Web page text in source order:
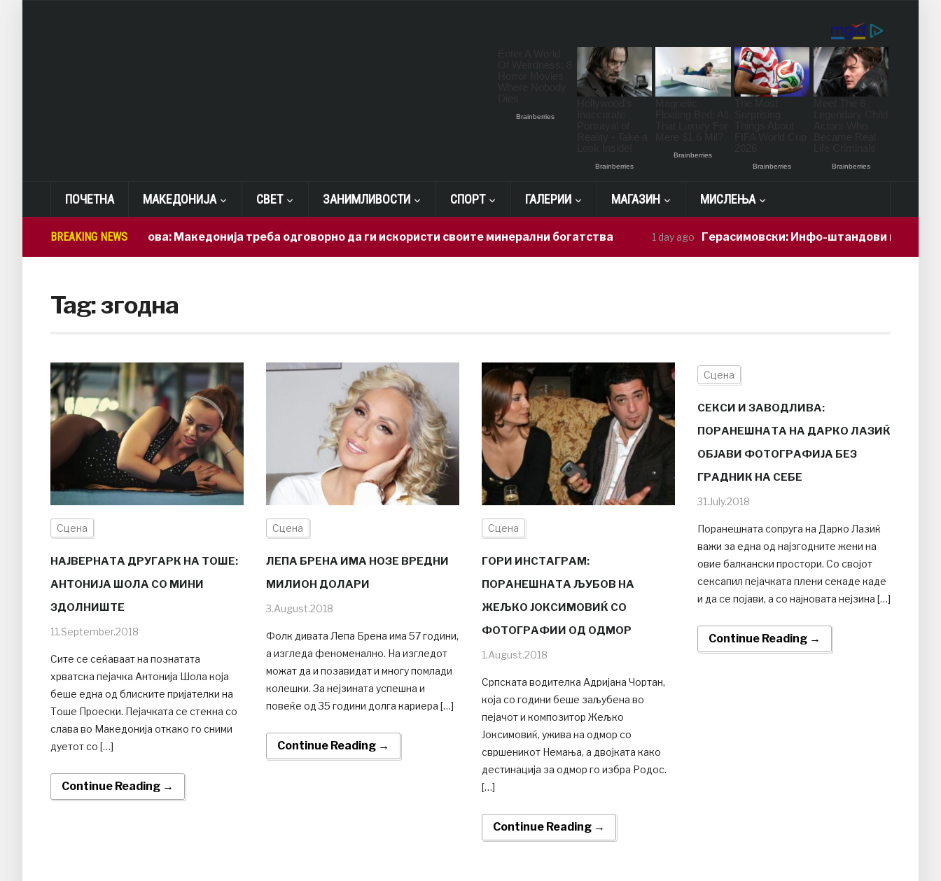
ПОЧЕТНА МАКЕДОНИЈА СВЕТ ЗАНИМЛИВОСТИ СПОРТ ГАЛЕРИИ МАГАЗИН МИСЛЕЊА
BREAKING NEWS
Лепиткова: Македонија треба одговорно да ги искористи своите минерални богатства 1 day ago Герасимовски: Инфо-штандови и
Tag:згодна
Сцена
НАЈВЕРНАТА ДРУГАРК НА ТОШЕ:
АНТОНИЈА ШОЛА СО МИНИ
ЗДОЛНИШТЕ
11.September.2018
Сите се сеќаваат на познатата
хрватска пејачка Антонија Шола која
беше една од блиските пријателки на
Тоше Проески. Пејачката се стекна со
слава во Македонија откако го сними
дуетот со […]
Continue Reading →
Сцена
ЛЕПА БРЕНА ИМА НОЗЕ ВРЕДНИ
МИЛИОН ДОЛАРИ
3.August.2018
Фолк дивата Лепа Брена има 57 години,
а изгледа феноменално. На изгледот
можат да и позавидат и многу помлади
колешки. За нејзината успешна и
повеќе од 35 години долга кариера […]
Continue Reading →
Сцена
ГОРИ ИНСТАГРАМ:
ПОРАНЕШНАТА ЉУБОВ НА
ЖЕЉКО ЈОКСИМОВИЌ СО
ФОТОГРАФИИ ОД ОДМОР
1.August.2018
Српската водителка Адријана Чортан,
која со години беше заљубена во
пејачот и композитор Жељко
Јоксимовиќ, ужива на одмор со
свршеникот Немања, а двојката како
дестинација за одмор го избра Родос.
[…]
Continue Reading →
Сцена
СЕКСИ И ЗАВОДЛИВА:
ПОРАНЕШНАТА НА ДАРКО ЛАЗИЌ
ОБЈАВИ ФОТОГРАФИЈА БЕЗ
ГРАДНИК НА СЕБЕ
31.July.2018
Поранешната сопруга на Дарко Лазиќ
важи за една од најзгодните жени на
овие балкански простори. Со својот
сексапил пејачката плени секаде каде
и да се појави, а со најновата нејзина […]
Continue Reading →